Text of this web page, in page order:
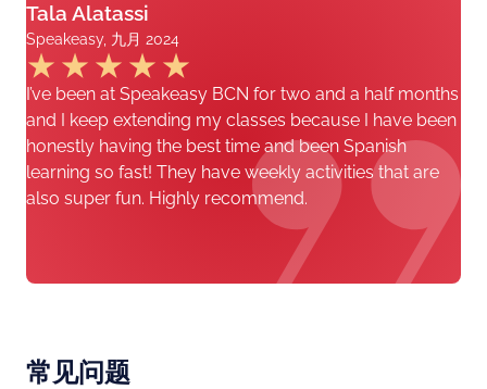
Tala Alatassi
Speakeasy, 九月 2024
I’ve been at Speakeasy BCN for two and a half months
and I keep extending my classes because I have been
honestly having the best time and been Spanish
learning so fast! They have weekly activities that are
also super fun. Highly recommend.
常见问题